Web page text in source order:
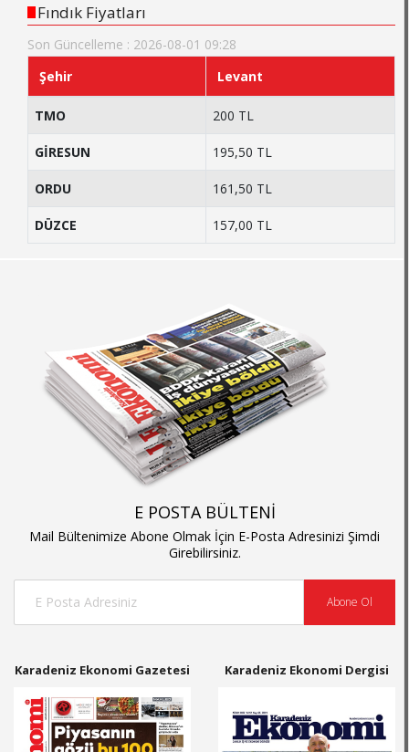
Fındık Fiyatları
Son Güncelleme : 2026-08-01 09:28
Şehir
Levant
TMO 200 TL
GİRESUN 195,50 TL
ORDU 161,50 TL
DÜZCE 157,00 TL
E POSTA BÜLTENİ
Mail Bültenimize Abone Olmak İçin E-Posta Adresinizi Şimdi
Girebilirsiniz.
Abone Ol
Karadeniz Ekonomi Gazetesi Karadeniz Ekonomi Dergisi